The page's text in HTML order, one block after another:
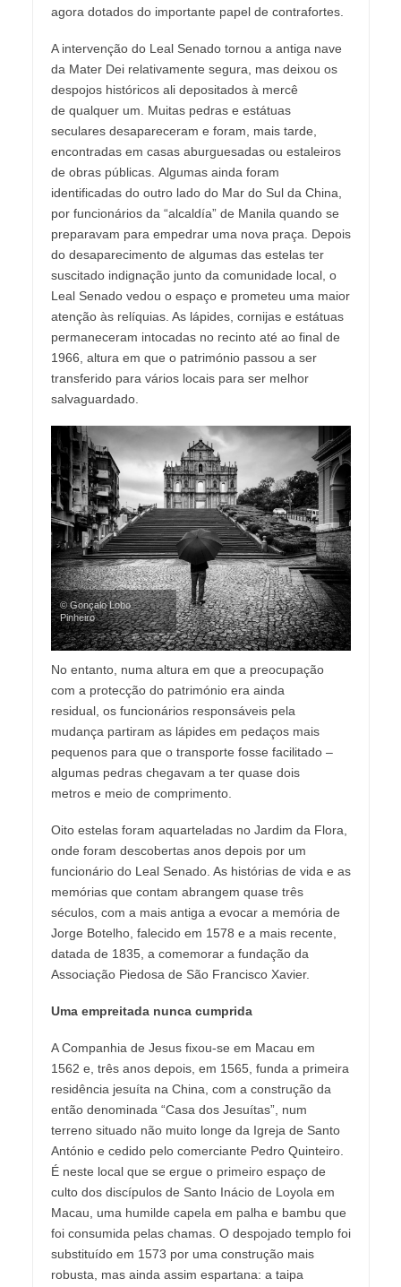
agora dotados do importante papel de contrafortes.
A intervenção do Leal Senado tornou a antiga nave
da Mater Dei relativamente segura, mas deixou os
despojos históricos ali depositados à mercê
de qualquer um. Muitas pedras e estátuas
seculares desapareceram e foram, mais tarde,
encontradas em casas aburguesadas ou estaleiros
de obras públicas. Algumas ainda foram
identificadas do outro lado do Mar do Sul da China,
por funcionários da “alcaldía” de Manila quando se
preparavam para empedrar uma nova praça. Depois
do desaparecimento de algumas das estelas ter
suscitado indignação junto da comunidade local, o
Leal Senado vedou o espaço e prometeu uma maior
atenção às relíquias. As lápides, cornijas e estátuas
permaneceram intocadas no recinto até ao final de
1966, altura em que o património passou a ser
transferido para vários locais para ser melhor
salvaguardado.
© Gonçalo Lobo
Pinheiro
No entanto, numa altura em que a preocupação
com a protecção do património era ainda
residual, os funcionários responsáveis pela
mudança partiram as lápides em pedaços mais
pequenos para que o transporte fosse facilitado –
algumas pedras chegavam a ter quase dois
metros e meio de comprimento.
Oito estelas foram aquarteladas no Jardim da Flora,
onde foram descobertas anos depois por um
funcionário do Leal Senado. As histórias de vida e as
memórias que contam abrangem quase três
séculos, com a mais antiga a evocar a memória de
Jorge Botelho, falecido em 1578 e a mais recente,
datada de 1835, a comemorar a fundação da
Associação Piedosa de São Francisco Xavier.
Uma empreitada nunca cumprida
A Companhia de Jesus fixou-se em Macau em
1562 e, três anos depois, em 1565, funda a primeira
residência jesuíta na China, com a construção da
então denominada “Casa dos Jesuítas”, num
terreno situado não muito longe da Igreja de Santo
António e cedido pelo comerciante Pedro Quinteiro.
É neste local que se ergue o primeiro espaço de
culto dos discípulos de Santo Inácio de Loyola em
Macau, uma humilde capela em palha e bambu que
foi consumida pelas chamas. O despojado templo foi
substituído em 1573 por uma construção mais
robusta, mas ainda assim espartana: a taipa